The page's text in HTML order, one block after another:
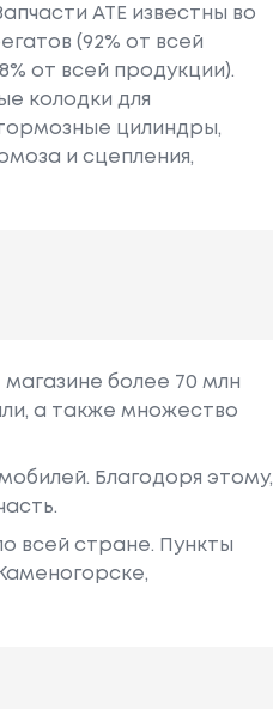
АТЕ известны во
(92% от всей
от всей продукции).
колодки для
цилиндры,
и сцепления,
более 70 млн
а также множество
Благодоря этому,
всей стране. Пункты